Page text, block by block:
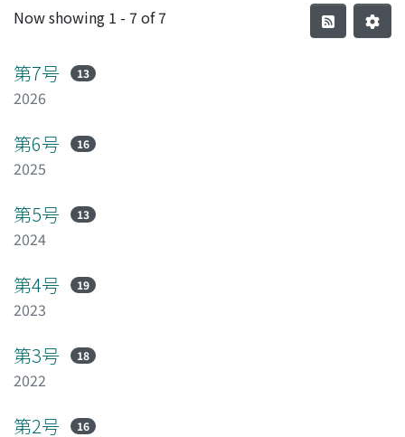
Now showing 1 - 7 of 7
第7号 13
2026
第6号 16
2025
第5号 13
2024
第4号 19
2023
第3号 18
2022
第2号 16